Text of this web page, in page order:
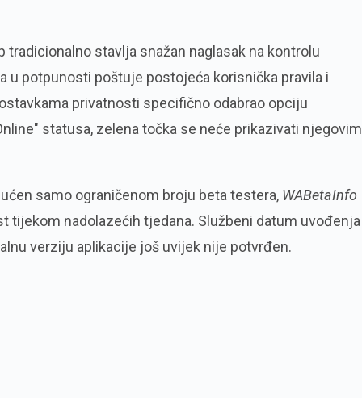
tradicionalno stavlja snažan naglasak na kontrolu
u potpunosti poštuje postojeća korisnička pravila i
privatnosti specifično odabrao opciju
statusa, zelena točka se neće prikazivati njegovim
samo ograničenom broju beta testera, WABetaInfo
tijekom nadolazećih tjedana. Službeni datum uvođenja
verziju aplikacije još uvijek nije potvrđen.